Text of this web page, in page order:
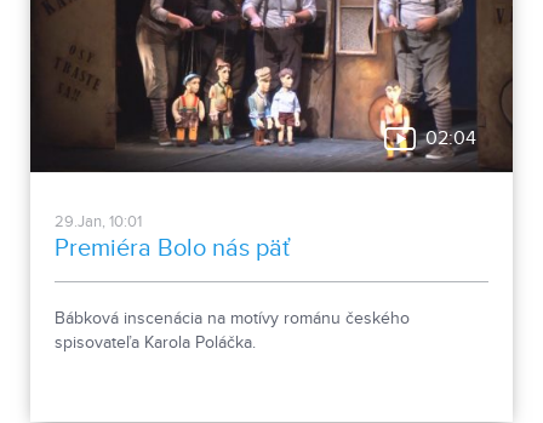
02:04
29.Jan, 10:01
Premiéra Bolo nás päť
Bábková inscenácia na motívy románu českého
spisovateľa Karola Poláčka.